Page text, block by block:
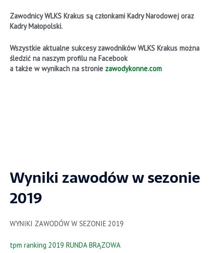
Zawodnicy WLKS Krakus są członkami Kadry Narodowej oraz
Kadry Małopolski.
Wszystkie aktualne sukcesy zawodników WLKS Krakus można
śledzić na naszym profilu na Facebook
a także w wynikach na stronie zawodykonne.com
Wyniki zawodów w sezonie
2019
WYNIKI ZAWODÓW W SEZONIE 2019
tpm ranking 2019 RUNDA BRĄZOWA